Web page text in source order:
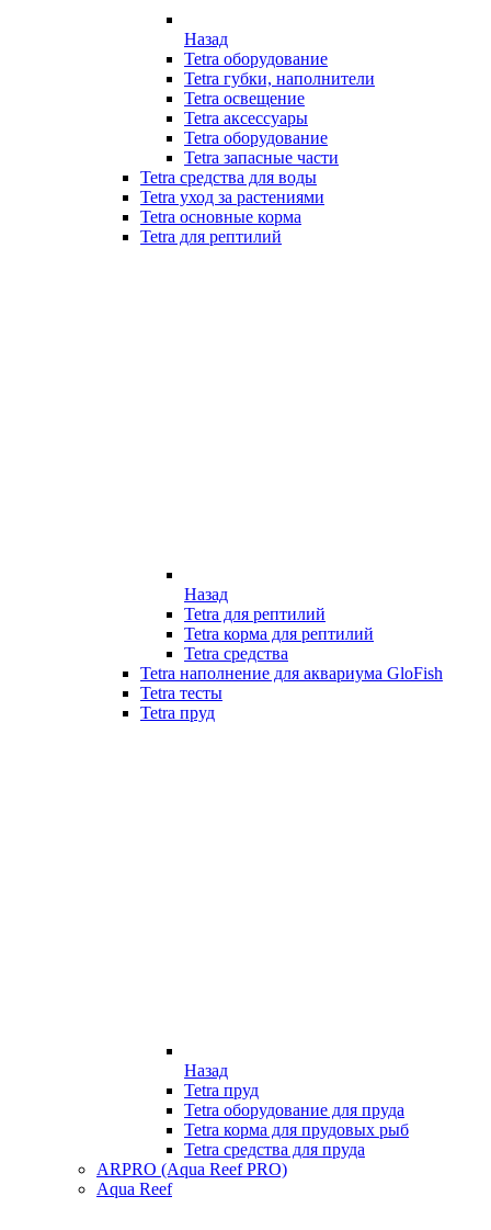
Назад
Tetra оборудование
Tetra губки, наполнители
Tetra освещение
Tetra аксессуары
Tetra оборудование
Tetra запасные части
Tetra средства для воды
Tetra уход за растениями
Tetra основные корма
Tetra для рептилий
Назад
Tetra для рептилий
Tetra корма для рептилий
Tetra средства
Tetra наполнение для аквариума GloFish
Tetra тесты
Tetra пруд
Назад
Tetra пруд
Tetra оборудование для пруда
Tetra корма для прудовых рыб
Tetra средства для пруда
ARPRO (Aqua Reef PRO)
Aqua Reef